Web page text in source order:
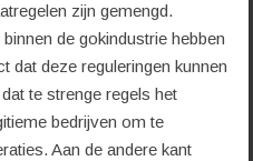
zijn gemengd.
de gokindustrie hebben
dat deze reguleringen kunnen
te strenge regels het
bedrijven om te
Aan de andere kant